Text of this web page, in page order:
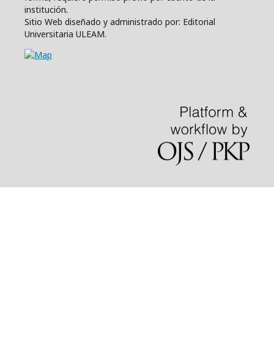
institución.
Sitio Web diseñado y administrado por: Editorial
Universitaria ULEAM.